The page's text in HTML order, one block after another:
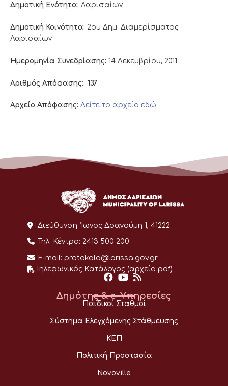
Δημοτική Ενότητα: Λαρισαίων
Δημοτική Κοινότητα: 2ου Δημ. Διαμερίσματος
Λαρισαίων
Ημερομηνία Συνεδρίασης: 14 Δεκεμβρίου, 2011
Αριθμός Απόφασης: 137
Αρχείο Απόφασης: Δείτε το αρχείο εδώ
Διεύθυνση: Ίωνος Δραγούμη 1, 41222
Τηλ. Κέντρο: 2413 500 200
E-mail: protokolo@larissa.gov.gr
Τηλεφωνικός Κατάλογος (αρχείο pdf)
Δημότης & e-Υπηρεσίες
Παιδικοί Σταθμοί
Σύστημα Ελεγχόμενης Στάθμευσης
ΚΕΠ
Πολιτική Προστασία
Novoville